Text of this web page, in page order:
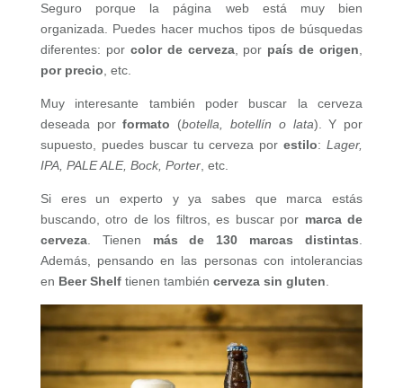
Seguro porque la página web está muy bien
organizada. Puedes hacer muchos tipos de búsquedas
diferentes: por color de cerveza, por país de origen,
por precio, etc.
Muy interesante también poder buscar la cerveza
deseada porformato (botella, botellín o lata). Y por
supuesto, puedes buscar tu cerveza porestilo:Lager,
IPA, PALE ALE, Bock, Porter, etc.
Si eres un experto y ya sabes que marca estás
buscando, otro de los filtros, es buscar por marca de
cerveza. Tienen más de 130 marcas distintas.
Además, pensando en las personas con intolerancias
en Beer Shelftienen también cerveza sin gluten.